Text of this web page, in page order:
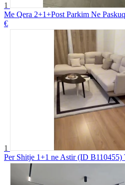
1
Me Qera 2+1+Post Parkim Ne
€
1
Per Shitje 1+1 ne Astir (ID B110455)